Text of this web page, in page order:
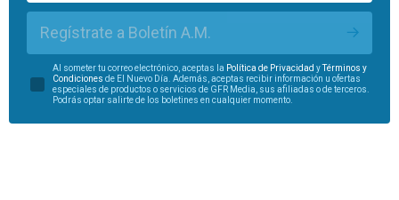
Regístrate a Boletín A.M.
Al someter tu correo electrónico, aceptas la Política de Privacidad yTérminos y
Condiciones de El Nuevo Día. Además, aceptas recibir información u ofertas
especiales de productos o servicios de GFR Media, sus afiliadas o de terceros.
Podrás optar salirte de los boletines en cualquier momento.